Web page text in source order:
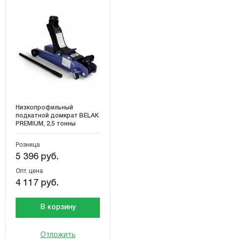
Низкопрофильный
подкатной домкрат BELAK
PREMIUM, 2,5 тонны
Розница
5 396 руб.
Опт. цена
4 117 руб.
В корзину
Отложить